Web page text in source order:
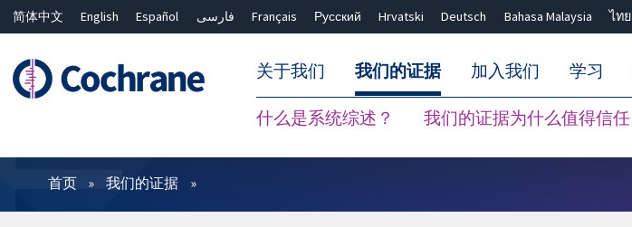
简体中文 English Español فارسی Français Русский Hrvatski Deutsch Bahasa Malaysia ไทย
关于我们 我们的证据
什么是系统综述？ 我们的证据为什么值得信任
加入我们 学习
过滤
首页 我们的证据